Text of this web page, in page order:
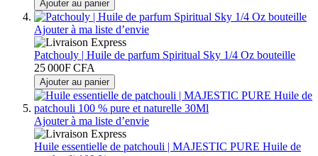
Ajouter au panier
Ajouter à ma liste d’envie
Patchouly | Huile de parfum Spiritual Sky 1/4 Oz bouteille
25 000F CFA
Ajouter au panier
Ajouter à ma liste d’envie
Huile essentielle de patchouli | MAJESTIC PURE Huile de